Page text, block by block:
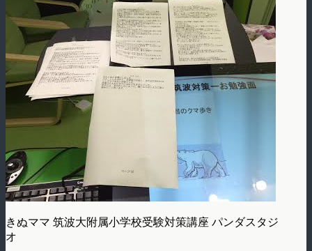
きぬママ 筑波大附属小学校受験対策講座 パンダスタジ
オ